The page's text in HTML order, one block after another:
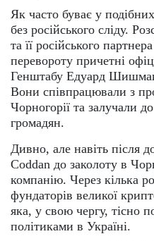
Як часто буває у
без російського сліду.
та її російського
перевороту причетні
Генштабу Едуард
Вони співпрацювали з
Чорногорії та залучали
громадян.
Дивно, але навіть після
Coddan до заколоту в
компанію. Через кілька
фундаторів великої
яка, у свою чергу, тісно
політиками в Україні.